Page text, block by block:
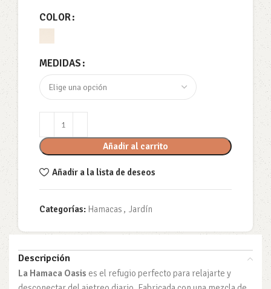
COLOR
MEDIDAS
Añadir al carrito
Añadir a la lista de deseos
Categorías: Hamacas , Jardín
Descripción
La Hamaca Oasis es el refugio perfecto para relajarte y